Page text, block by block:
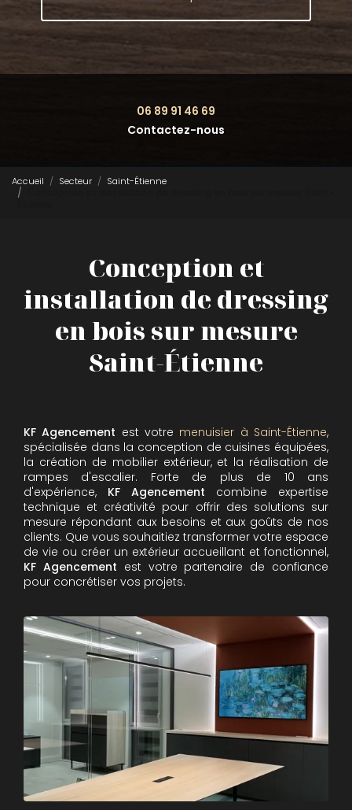
06 89 91 46 69
Contactez-nous
Accueil Secteur
Saint-Étienne
Conception et
installation de dressing
en bois sur mesure
Saint-Étienne
KF Agencement est votre menuisier à Saint-Étienne,
spécialisée dans la conception de cuisines équipées,
la création de mobilier extérieur, et la réalisation de
rampes d'escalier. Forte de plus de 10 ans
d'expérience, KF Agencement combine expertise
technique et créativité pour offrir des solutions sur
mesure répondant aux besoins et aux goûts de nos
clients. Que vous souhaitiez transformer votre espace
de vie ou créer un extérieur accueillant et fonctionnel,
KF Agencement est votre partenaire de confiance
pour concrétiser vos projets.